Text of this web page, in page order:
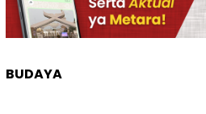
BUDAYA